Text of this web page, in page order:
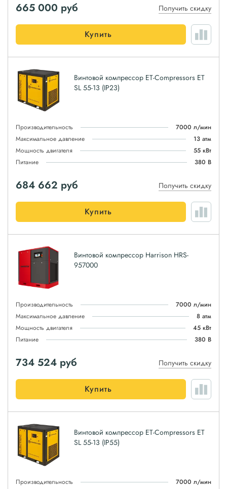
665 000 руб Получить скидку
Купить
Винтовой компрессор ET-Compressors ET
SL 55-13 (IP23)
Производительность
7000 л/мин
Максимальное давление
13 атм
Мощность двигателя
55 кВт
Питание
380 В
684 662 руб Получить скидку
Купить
Винтовой компрессор Harrison HRS-
957000
Производительность
7000 л/мин
Максимальное давление
8 атм
Мощность двигателя
45 кВт
Питание
380 В
734 524 руб Получить скидку
Купить
Винтовой компрессор ET-Compressors ET
SL 55-13 (IP55)
Производительность
7000 л/мин